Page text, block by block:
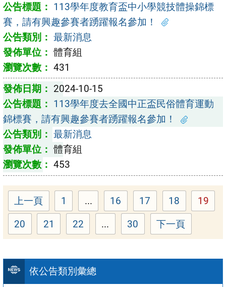
依公告類別彙總
113學年度教育盃中小學競技體操錦標
賽，請有興趣參賽者踴躍報名參加！
最新消息
體育組
431
2024-10-15
113學年度去全國中正盃民俗體育運動
錦標賽，請有興趣參賽者踴躍報名參加！
最新消息
體育組
453
上一頁 Page
1 ... Page
16 Page
17 Page
18 Page
19
Page
20 Page
21 Page
22 ... Page
30 下一頁